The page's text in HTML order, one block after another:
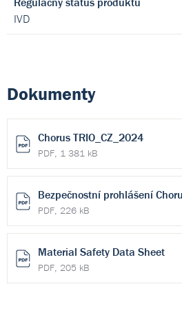
IVD
Dokumenty
Chorus TRIO_CZ_2024
PDF, 1 381 kB
Bezpečnostní prohlášení
PDF, 226 kB
Material Safety Data Sheet
PDF, 205 kB